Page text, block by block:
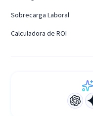
Sobrecarga Laboral
Calculadora de ROI